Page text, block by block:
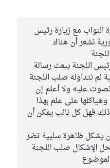
النواب مع زيارة رئيس
نشعر أن هناك
اللجنة ببعث رسالة
نتداوله صلب اللجنة
عليه ولا أعلم إن
على علم بهذا
فهل كل نائب يمكن أن
يشكل ظاهرة سلبية تضر
الإشكال صلب اللجنة